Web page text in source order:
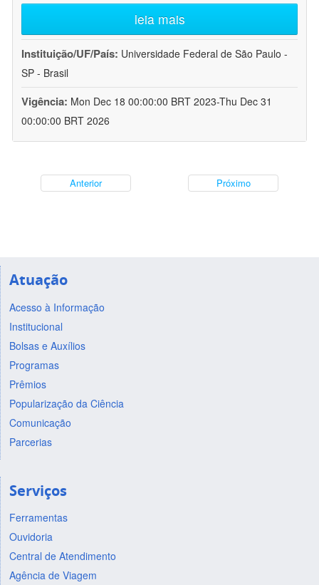
leia mais
Instituição/UF/País: Universidade Federal de São Paulo -
SP - Brasil
Vigência: Mon Dec 18 00:00:00 BRT 2023-Thu Dec 31
00:00:00 BRT 2026
Anterior Próximo
Atuação
Acesso à Informação
Institucional
Bolsas e Auxílios
Programas
Prêmios
Popularização da Ciência
Comunicação
Parcerias
Serviços
Ferramentas
Ouvidoria
Central de Atendimento
Agência de Viagem